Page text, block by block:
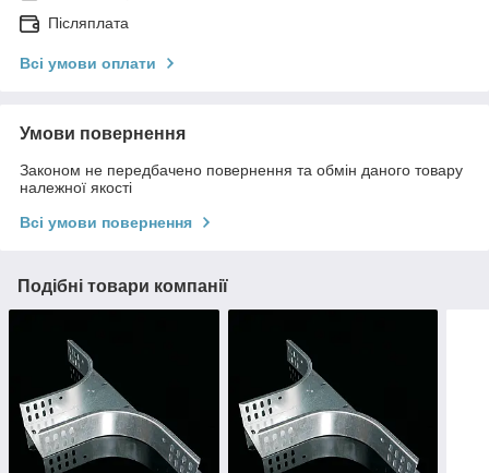
Післяплата
Всі умови оплати
Умови повернення
Законом не передбачено повернення та обмін даного товару
належної якості
Всі умови повернення
Подібні товари компанії